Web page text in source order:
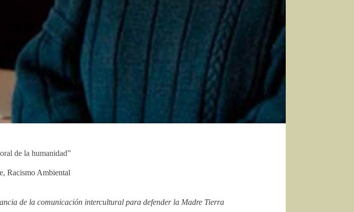
de la humanidad”
, Racismo Ambiental
de la comunicación intercultural para defender la Madre Tierra